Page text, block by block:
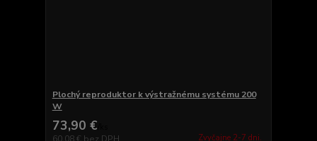
Plochý reproduktor k výstražnému systému 200
W
73,90 €
Zvyčajne 2-7 dni.